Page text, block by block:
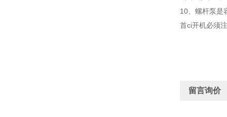
10、螺杆泵是
首ci开机必须
留言询价